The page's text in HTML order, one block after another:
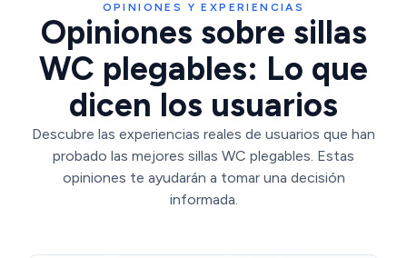
OPINIONES Y EXPERIENCIAS
Opiniones sobre sillas
WC plegables: Lo que
dicen los usuarios
Descubre las experiencias reales de usuarios que han
probado las mejores sillas WC plegables. Estas
opiniones te ayudarán a tomar una decisión
informada.